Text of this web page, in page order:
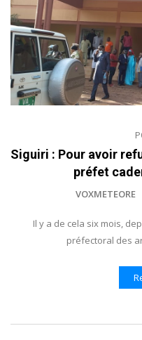
Siguiri : Pour avoir
préfet
VOXMETEORE
Il y a de cela six mois,
préfectoral des